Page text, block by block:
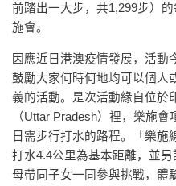
前踏出一大步，共1,299步）
施會。
因應近日港澳疫情發展，活動
鼓勵大家何時何地均可以個人
義的活動。是次活動緣自位
（Uttar Pradesh）裡，樂施
日需步行打水的路程。「樂施
打水4.4公里為基本距離，並
母帶同子女一同參與挑戰，體